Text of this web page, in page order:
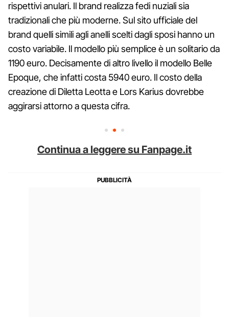
rispettivi anulari. Il brand realizza fedi nuziali sia
tradizionali che più moderne. Sul sito ufficiale del
brand quelli simili agli anelli scelti dagli sposi hanno un
costo variabile. Il modello più semplice è un solitario da
1190 euro. Decisamente di altro livello il modello Belle
Epoque, che infatti costa 5940 euro. Il costo della
creazione di Diletta Leotta e Lors Karius dovrebbe
aggirarsi attorno a questa cifra.
Continua a leggere su Fanpage.it